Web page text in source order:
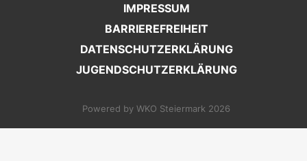
IMPRESSUM
BARRIEREFREIHEIT
DATENSCHUTZERKLÄRUNG
JUGENDSCHUTZERKLÄRUNG
Powered by WKO Steiermark 2026